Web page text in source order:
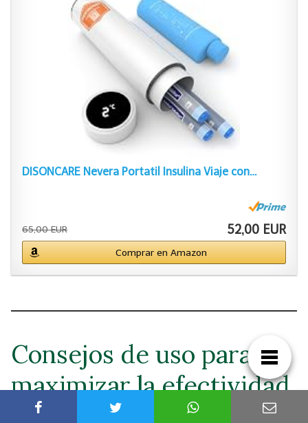
DISONCARE Nevera Portatil Insulina Viaje con…
65,00 EUR 52,00 EUR
Comprar en Amazon
Consejos de uso para
maximizar la efectividad
de tu refrigerador